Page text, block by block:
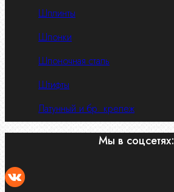
Шплинты
Шпонки
Шпоночная сталь
Штифты
Латунный и бр. крепеж
Мы в соцсетях: